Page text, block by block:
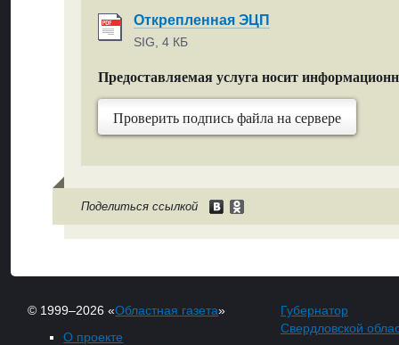
Открепленная ЭЦП
SIG, 4 КБ
Предоставляемая услуга носит
Проверить подпись файла на сервере
Поделиться ссылкой
© 1999–2026 «Областная газета»
О проекте
Губернатор
Свердловской